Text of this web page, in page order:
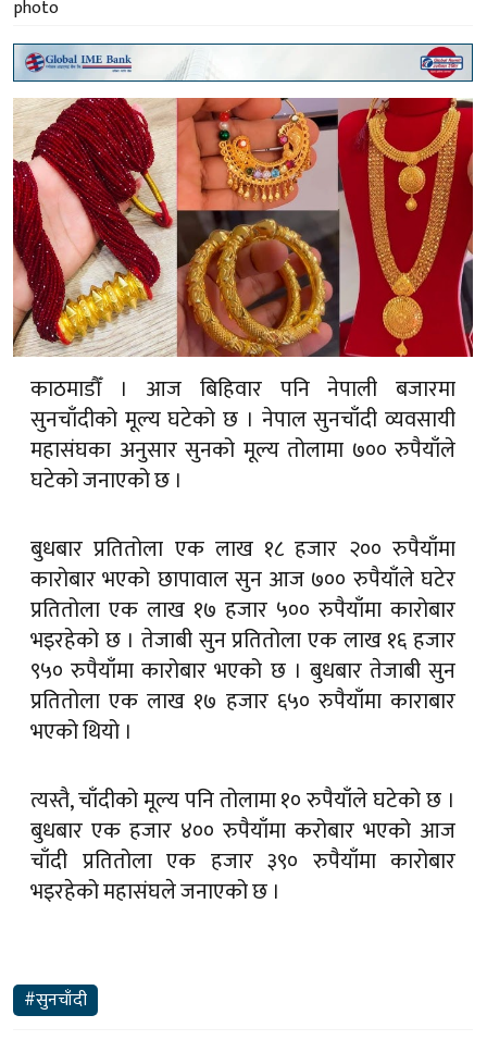
काठमाडौँ । आज बिहिवार पनि नेपाली बजारमा
सुनचाँदीको मूल्य घटेको छ । नेपाल सुनचाँदी व्यवसायी
महासंघका अनुसार सुनको मूल्य तोलामा ७०० रुपैयाँले
घटेको जनाएको छ ।
बुधबार प्रतितोला एक लाख १८ हजार २०० रुपैयाँमा
कारोबार भएको छापावाल सुन आज ७०० रुपैयाँले घटेर
प्रतितोला एक लाख १७ हजार ५०० रुपैयाँमा कारोबार
भइरहेको छ । तेजाबी सुन प्रतितोला एक लाख १६ हजार
९५० रुपैयाँमा कारोबार भएको छ । बुधबार तेजाबी सुन
प्रतितोला एक लाख १७ हजार ६५० रुपैयाँमा काराबार
भएको थियो ।
त्यस्तै, चाँदीको मूल्य पनि तोलामा १० रुपैयाँले घटेको छ ।
बुधबार एक हजार ४०० रुपैयाँमा करोबार भएको आज
चाँदी प्रतितोला एक हजार ३९० रुपैयाँमा कारोबार
भइरहेको महासंघले जनाएको छ ।
#सुनचाँदी